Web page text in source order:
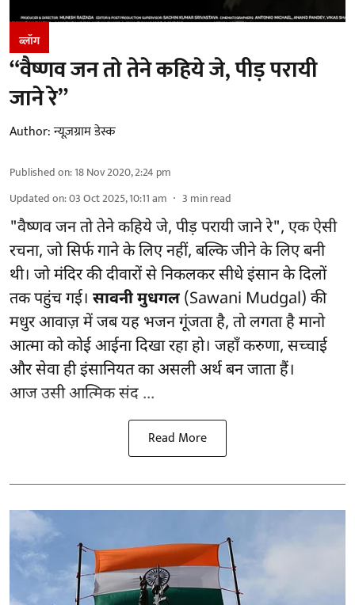
ब्लॉग
“वैष्णव जन तो तेने कहिये जे, पीड़ परायी
जाने रे”
Author:न्यूज़ग्राम डेस्क
Published on:18 Nov 2020, 2:24 pm
Updated on:03 Oct 2025, 10:11 am 3 min read
"वैष्णव जन तो तेने कहिये जे, पीड़ परायी जाने रे", एक ऐसी
रचना, जो सिर्फ गाने के लिए नहीं, बल्कि जीने के लिए बनी
थी। जो मंदिर की दीवारों से निकलकर सीधे इंसान के दिलों
तक पहुंच गई। सावनी मुधगल (Sawani Mudgal) की
मधुर आवाज़ में जब यह भजन गूंजता है, तो लगता है मानो
आत्मा को कोई आईना दिखा रहा हो। जहाँ करुणा, सच्चाई
और सेवा ही इंसानियत का असली अर्थ बन जाता हैं।
आज उसी आत्मिक संद ...
Read More